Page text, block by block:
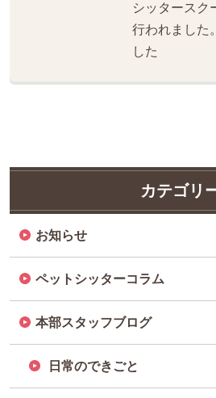
シッタースク
行われました
した
カテゴリ
お知らせ
ペットシッターコラム
本部スタッフブログ
日常のできごと